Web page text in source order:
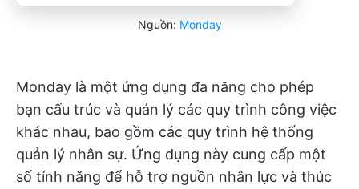
Nguồn: Monday
Monday là một ứng dụng đa năng cho phép
bạn cấu trúc và quản lý các quy trình công việc
khác nhau, bao gồm các quy trình hệ thống
quản lý nhân sự. Ứng dụng này cung cấp một
số tính năng để hỗ trợ nguồn nhân lực và thúc